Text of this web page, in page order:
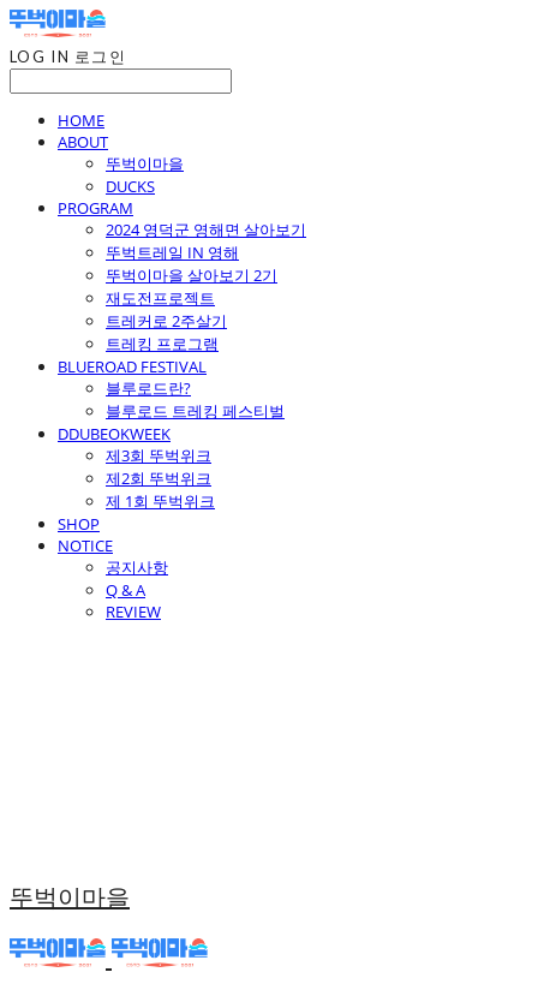
LOG IN 로그인
HOME
ABOUT
뚜벅이마을
DUCKS
PROGRAM
2024 영덕군 영해면 살아보기
뚜벅트레일 IN 영해
뚜벅이마을 살아보기 2기
재도전프로젝트
트레커로 2주살기
트레킹 프로그램
BLUEROAD FESTIVAL
블루로드란?
블루로드 트레킹 페스티벌
DDUBEOKWEEK
제3회 뚜벅위크
제2회 뚜벅위크
제 1회 뚜벅위크
SHOP
NOTICE
공지사항
Q & A
REVIEW
뚜벅이마을